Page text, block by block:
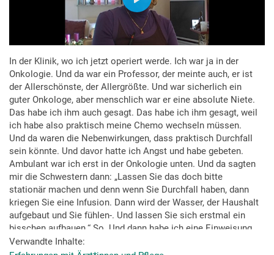
In der Klinik, wo ich jetzt operiert werde. Ich war ja in der
Onkologie. Und da war ein Professor, der meinte auch, er ist
der Allerschönste, der Allergrößte. Und war sicherlich ein
guter Onkologe, aber menschlich war er eine absolute Niete.
Das habe ich ihm auch gesagt. Das habe ich ihm gesagt, weil
ich habe also praktisch meine Chemo wechseln müssen.
Und da waren die Nebenwirkungen, dass praktisch Durchfall
sein könnte. Und davor hatte ich Angst und habe gebeten.
Ambulant war ich erst in der Onkologie unten. Und da sagten
mir die Schwestern dann: „Lassen Sie das doch bitte
stationär machen und denn wenn Sie Durchfall haben, dann
kriegen Sie eine Infusion. Dann wird der Wasser, der Haushalt
aufgebaut und Sie fühlen-. Und lassen Sie sich erstmal ein
bisschen aufbauen.“ So. Und dann habe ich eine Einweisung
bekommen von meinem niedergelassenen Arzt. Und man hat
Verwandte Inhalte